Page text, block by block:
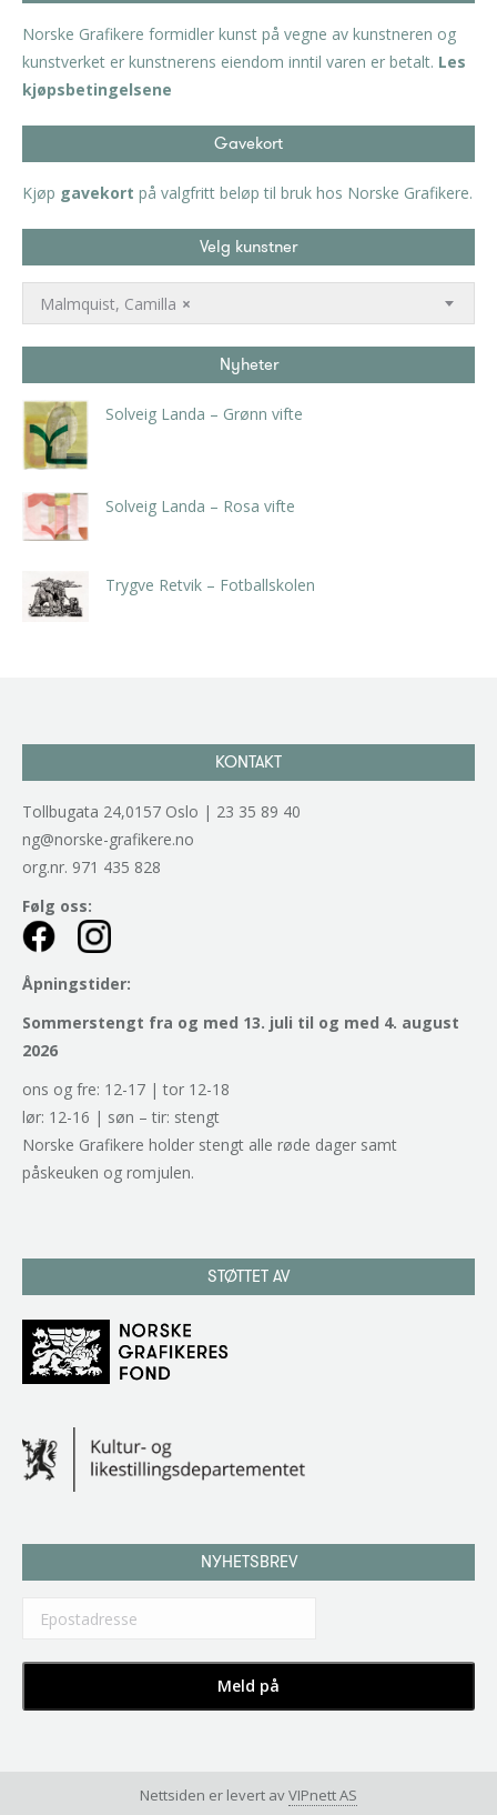
Norske Grafikere formidler kunst på vegne av kunstneren og
kunstverket er kunstnerens eiendom inntil varen er betalt. Les
kjøpsbetingelsene
Gavekort
Kjøp gavekort på valgfritt beløp til bruk hos Norske Grafikere.
Velg kunstner
×
Malmquist, Camilla
Nyheter
Solveig Landa – Grønn vifte
Solveig Landa – Rosa vifte
Trygve Retvik – Fotballskolen
KONTAKT
Tollbugata 24,0157 Oslo | 23 35 89 40
ng@norske-grafikere.no
org.nr. 971 435 828
Følg oss:
Åpningstider:
Sommerstengt fra og med 13. juli til og med 4. august
2026
ons og fre: 12-17 | tor 12-18
lør: 12-16 | søn – tir: stengt
Norske Grafikere holder stengt alle røde dager samt
påskeuken og romjulen.
STØTTET AV
NYHETSBREV
Nettsiden er levert avVIPnett AS